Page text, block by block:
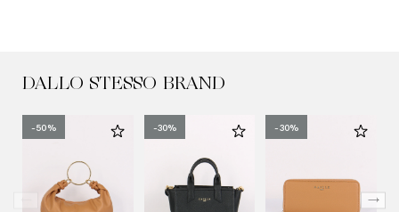
DALLO STESSO BRAND
-50% -30% -30%